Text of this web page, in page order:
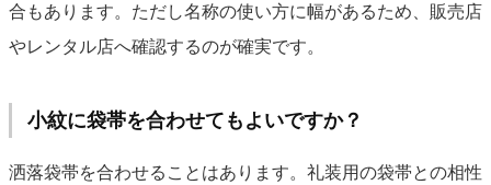
合もあります。ただし名称の使い方に幅があるため、販売店
やレンタル店へ確認するのが確実です。
小紋に袋帯を合わせてもよいですか？
洒落袋帯を合わせることはあります。礼装用の袋帯との相性